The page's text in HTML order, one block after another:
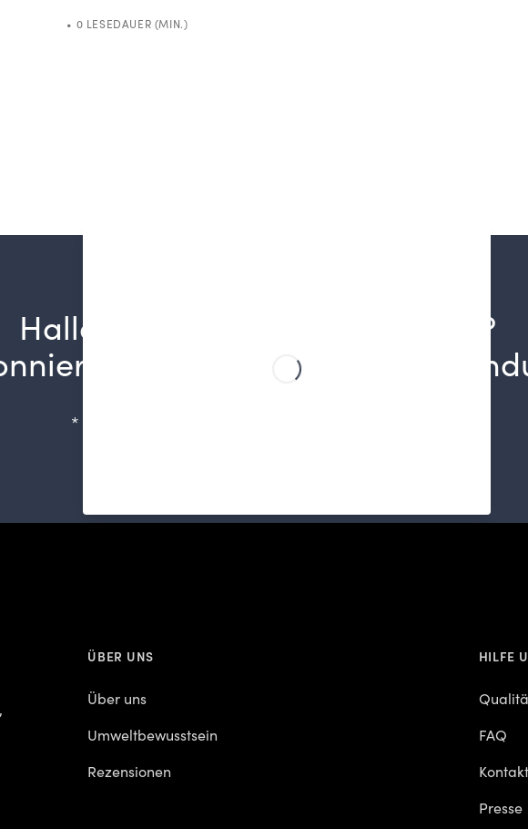
• 0 LESEDAUER (MIN.)
Hallo! Gefällt dir, was du siehst?
unser wöchentliches
* Kein Spam, nur hochwertige aufbereitete Inhalte
ÜBER UNS
Über uns
Umweltbewusstsein
Rezensionen
HILFE
FAQ
Kontakt
Presse